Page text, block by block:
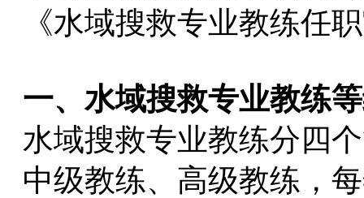
《水域搜救专业教练任
一、水域搜救专业教练
水域搜救专业教练分四
中级教练、高级教练，